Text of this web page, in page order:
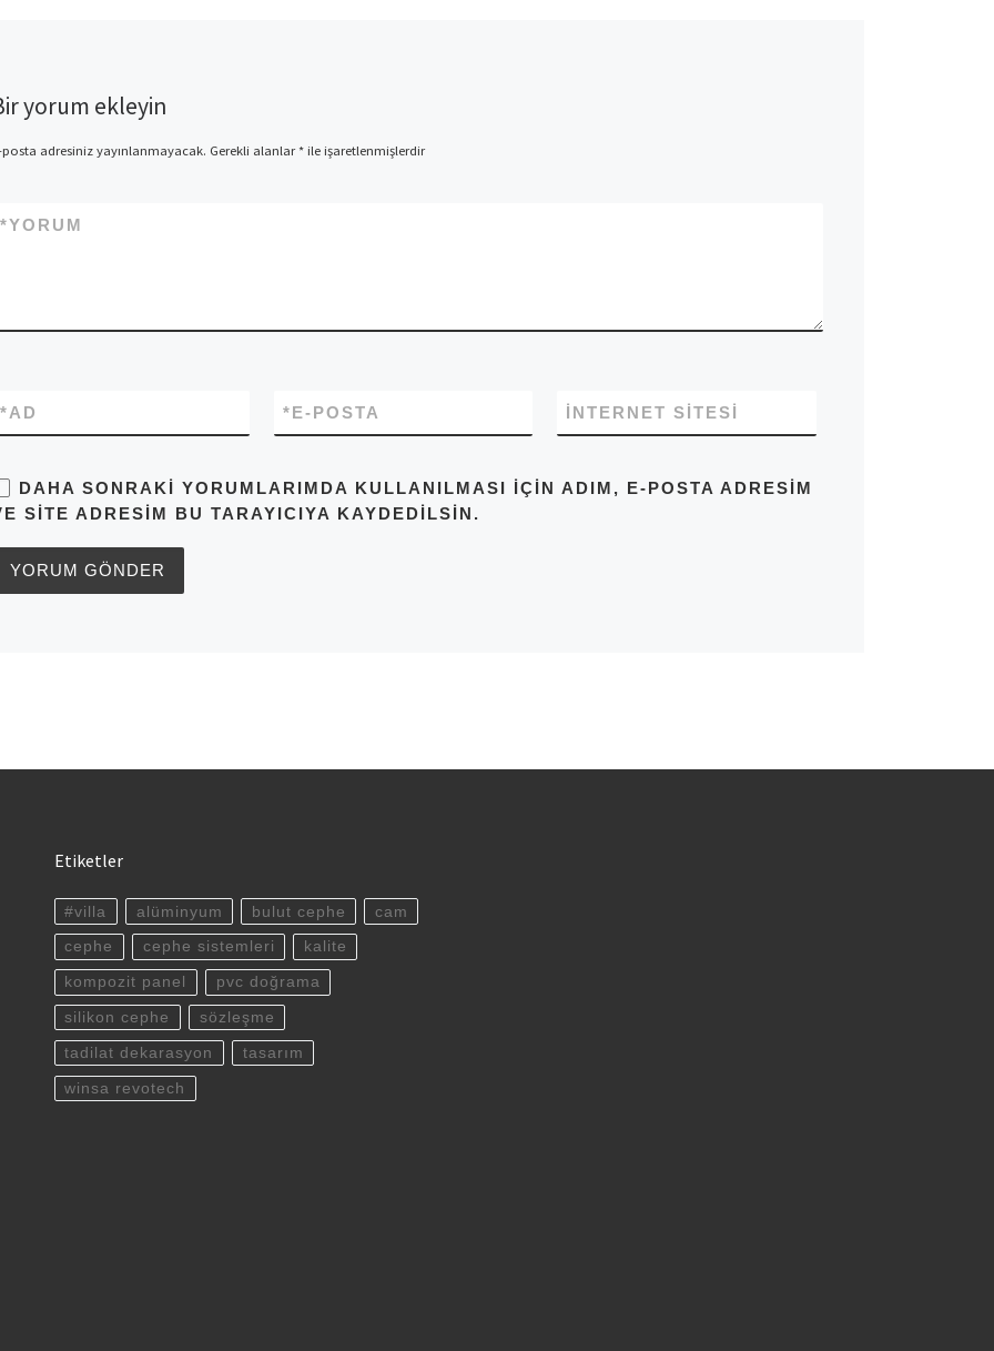
yorum ekleyin
posta adresiniz yayınlanmayacak. Gerekli alanlar*ile işaretlenmişlerdir
YORUM
*
AD
* E-POSTA
* İNTERNET SITESI
DAHA SONRAKI YORUMLARIMDA KULLANILMASI IÇIN ADIM, E-POSTA ADRESIM
SITE ADRESIM BU TARAYICIYA KAYDEDILSIN.
Etiketler
#villa alüminyum bulut cephe cam
cephe cephe sistemleri kalite
kompozit panel pvc doğrama
silikon cephe sözleşme
tadilat dekarasyon tasarım
winsa revotech